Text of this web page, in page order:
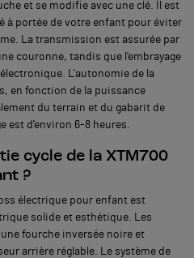
et se modifie avec une clé. Il est
à portée de votre enfant pour éviter
La transmission est assurée par
couronne, tandis que l'embrayage
L'autonomie de la
en fonction de la puissance
du terrain et du gabarit de
est d'environ 6-8 heures.
cycle de la XTM700
?
électrique pour enfant est
solide et esthétique. Les
fourche inversée noire et
arrière réglable. Le système de